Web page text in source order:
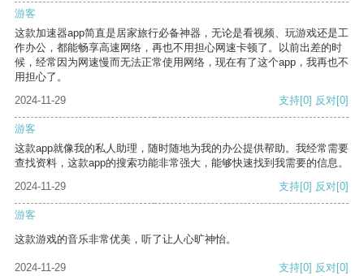
游客
这款加速器app简直是居家旅行必备神器，无论是看视频、玩游戏还是工
作办公，都能畅享高速网络，再也不用担心网速卡顿了。以前出差的时
候，经常因为网速慢而无法正常使用网络，现在有了这个app，我再也不
用担心了。
2024-11-29
支持[0] 反对[0]
游客
这款app就像我的私人助理，随时随地为我的办公提供帮助。我经常需要
查找资料，这款app的搜索功能非常强大，能够快速找到我需要的信息。
2024-11-29
支持[0] 反对[0]
游客
这款游戏的音乐非常优美，听了让人心旷神怡。
2024-11-29 支持[0] 反对[0]